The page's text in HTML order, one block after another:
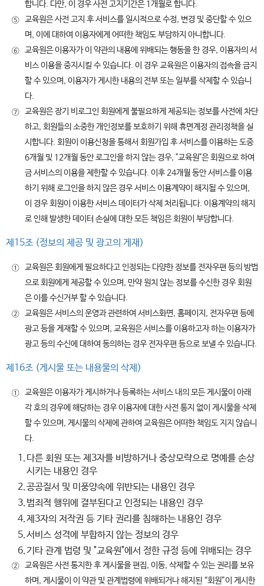
합니다. 다만, 이 경우 사전 고지기간은 1개월로 합니다.
⑤
교육원은 사전 고지 후 서비스를 일시적으로 수정, 변경 및 중단할 수 있으
며, 이에 대하여 이용자에게 어떠한 책임도 부담하지 아니합니다.
⑥
교육원은 이용자가 이 약관의 내용에 위배되는 행동을 한 경우, 이용자의 서
비스 이용을 중지시킬 수 있습니다. 이 경우 교육원은 이용자의 접속을 금지
할 수 있으며, 이용자가 게시한 내용의 전부 또는 일부를 삭제할 수 있습니
다.
⑦
교육원은 장기 비로그인 회원에게 불필요하게 제공되는 정보를 사전에 차단
하고, 회원들의 소중한 개인정보를 보호하기 위해 휴면계정 관리정책을 실
시합니다. 회원이 이용신청을 통해서 회원가입 후 서비스를 이용하는 도중
6개월 및 12개월 동안 로그인을 하지 않는 경우, "교육원"은 회원으로 하여
금 서비스의 이용을 제한할 수 있습니다. 이후 24개월 동안 서비스를 이용
하기 위해 로그인을 하지 않은 경우 서비스 이용계약이 해지될 수 있으며,
이 경우 회원이 이용한 서비스 데이터가 삭제 처리됩니다. 이용계약의 해지
로 인해 발생한 데이터 손실에 대한 모든 책임은 회원이 부담합니다.
제15조 (정보의 제공 및 광고의 게재)
①
교육원은 회원에게 필요하다고 인정되는 다양한 정보를 전자우편 등의 방법
으로 회원에게 제공할 수 있으며, 만약 원치 않는 정보를 수신한 경우 회원
은 이를 수신거부 할 수 있습니다.
②
교육원은 서비스의 운영과 관련하여 서비스화면, 홈페이지, 전자우편 등에
광고 등을 게재할 수 있으며, 교육원은 서비스를 이용하고자 하는 이용자가
광고 등의 수신에 대하여 동의하는 경우 전자우편 등으로 보낼 수 있습니다.
제16조 (게시물 또는 내용물의 삭제)
①
교육원은 이용자가 게시하거나 등록하는 서비스 내의 모든 게시물이 아래
각 호의 경우에 해당하는 경우 이용자에 대한 사전 통지 없이 게시물을 삭제
할 수 있으며, 게시물의 삭제에 관하여 교육원은 어떠한 책임도 지지 않습니
다.
1. 다른 회원 또는 제3자를 비방하거나 중상모략으로 명예를 손상
시키는 내용인 경우
2.공공질서 및 미풍양속에 위반되는 내용인 경우
3. 범죄적 행위에 결부된다고 인정되는 내용인 경우
4.제3자의 저작권 등 기타 권리를 침해하는 내용인 경우
5.서비스 성격에 부합하지 않는 정보의 경우
6. 기타 관계 법령 및 "교육원"에서 정한 규정 등에 위배되는 경우
②
교육원은 사전 통지한 후 게시물을 편집, 이동, 삭제할 수 있는 권리를 보유
하며, 게시물이 이 약관 및 관계법령에 위배되거나 해지된 “회원”이 게시한